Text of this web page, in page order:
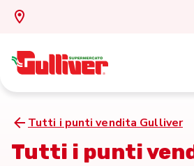
Tutti i punti vendita Gulliver
Tutti i punti